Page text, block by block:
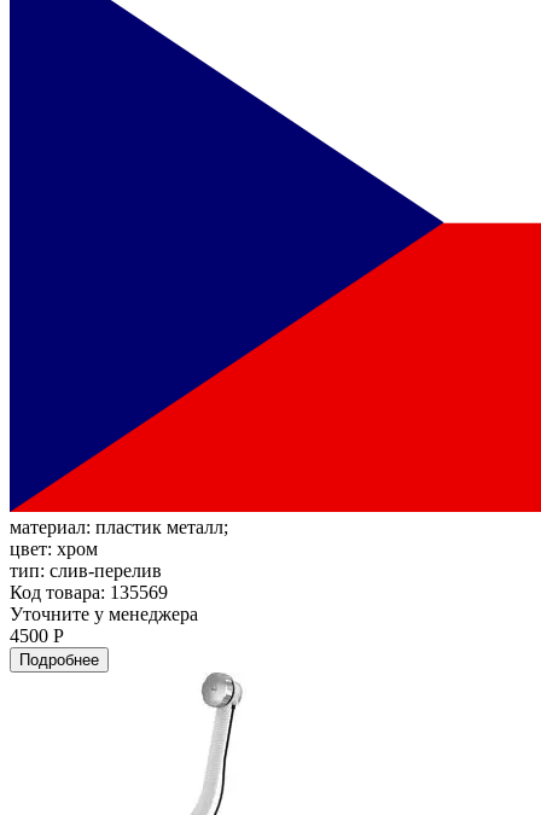
материал: пластик металл;
цвет: хром
тип: слив-перелив
Код товара: 135569
Уточните у менеджера
4500 Р
Подробнее